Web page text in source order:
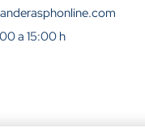
a 15:00 h